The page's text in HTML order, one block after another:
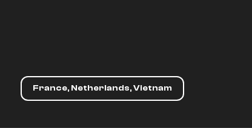
France, Netherlands, Vietnam